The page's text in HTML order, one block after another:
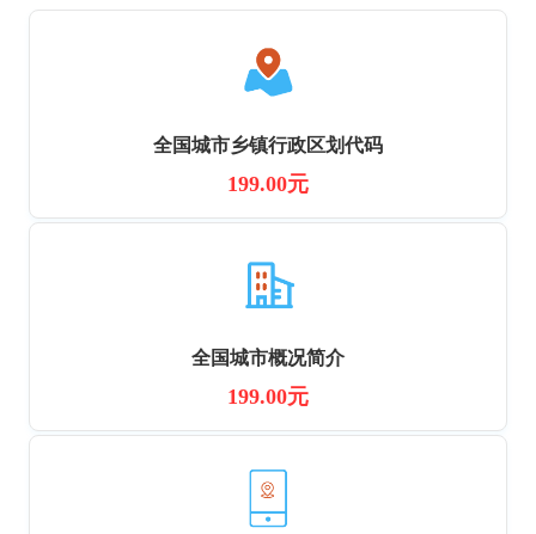
全国城市乡镇行政区划代码
199.00元
全国城市概况简介
199.00元